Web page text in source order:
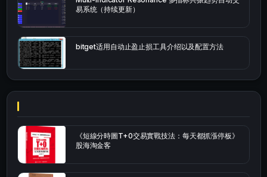
易系统（持续更新）
bitget适用自动止盈止损工具介绍以及配置方法
《短線分時圖T+0交易實戰技法：每天都抓漲停板》
股海淘金客